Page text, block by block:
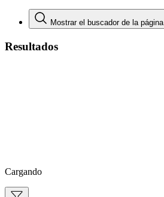
Mostrar el buscador de la página
Resultados
Cargando